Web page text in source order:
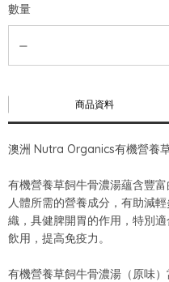
數量
商品資料
澳洲 Nutra Organics有機營養
有機營養草飼牛骨濃湯蘊含豐
人體所需的營養成分，有助減
織，具健脾開胃的作用，特別
飲用，提高免疫力。
有機營養草飼牛骨濃湯（原味